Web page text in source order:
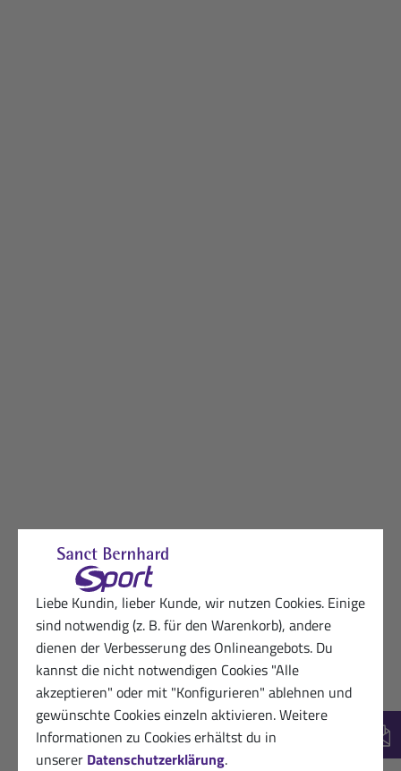
Liebe Kundin, lieber Kunde, wir nutzen Cookies. Einige
sind notwendig (z. B. für den Warenkorb), andere
dienen der Verbesserung des Onlineangebots. Du
kannst die nicht notwendigen Cookies "Alle
akzeptieren" oder mit "Konfigurieren" ablehnen und
gewünschte Cookies einzeln aktivieren. Weitere
Informationen zu Cookies erhältst du in
unserer Datenschutzerklärung.